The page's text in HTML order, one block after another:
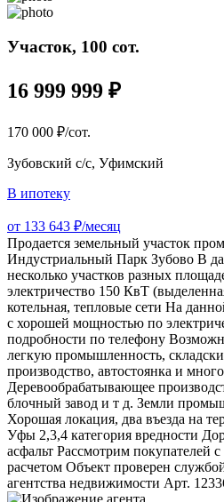
Участок, 100 сот.
16 999 999 ₽
170 000 ₽/сот.
Зубовский с/с, Уфимский
В ипотеку
от 133 643 ₽/месяц
Продается земельный участок
Индустриальный Парк Зубово В
несколько участков разных
электричество 150 КвТ
котельная, тепловые сети На
с хорошей мощностью по
подробности по телефону
легкую промышленность,
производство, автостоянка и
Деревообрабатывающее
блочный завод и т д. Земли
Хорошая локация, два въезда на
Уфы 2,3,4 категория вредности
асфальт Рассмотрим покупателей
расчетом Объект проверен
агентства недвижимости Арт.